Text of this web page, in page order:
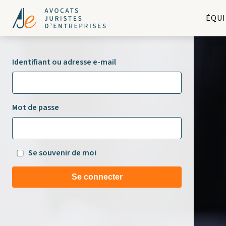
Identifiant ou adresse e-mail
Mot de passe
Se souvenir de moi